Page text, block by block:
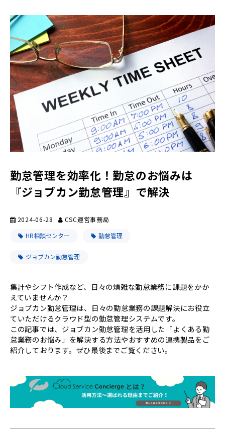
勤怠管理を効率化！勤怠のお悩みは
『ジョブカン勤怠管理』で解決
2024-06-28
CSC運営事務局
HR相談センター
勤怠管理
ジョブカン勤怠管理
集計やシフト作成など、日々の煩雑な勤怠業務に課題をかか
えていませんか？
ジョブカン勤怠管理は、日々の勤怠業務の課題解決にお役立
ていただけるクラウド型の勤怠管理システムです。
この記事では、ジョブカン勤怠管理を活用した「よくある勤
怠業務のお悩み」を解決する方法やおすすめの連携製品をご
紹介しております。ぜひ最後までご覧ください。